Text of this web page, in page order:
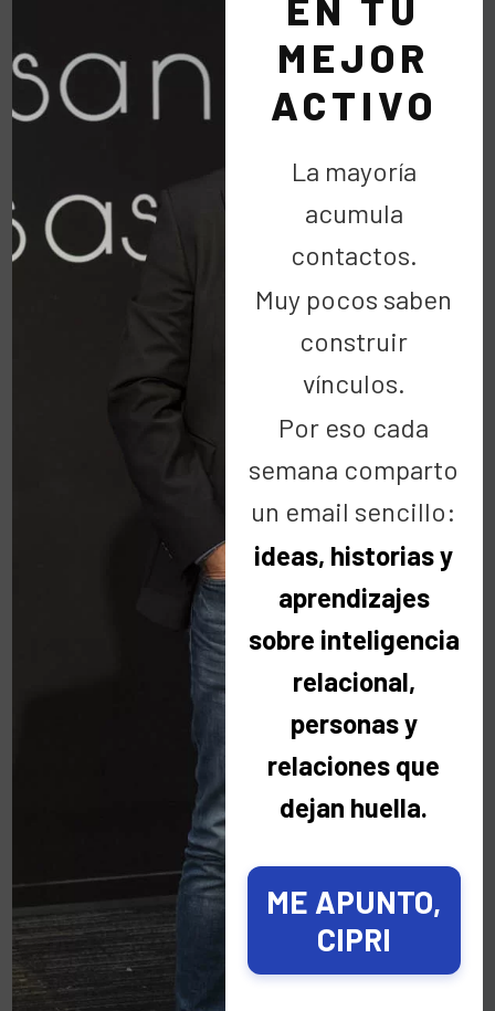
COMENTARIOS
(1)
Miguel Angel Gaton
3 julio 2010 at 17:32
Me encantan todas estas iniciativas.
Enhorabuena!
Los comentarios están cerrados.
MEJOR
ACTIVO
La mayoría
acumula
contactos.
Muy pocos saben
construir
vínculos.
Por eso cada
semana comparto
un email sencillo:
ideas, historias y
aprendizajes
sobre inteligencia
relacional,
personas y
relaciones que
dejan huella.
ME APUNTO,
CIPRI